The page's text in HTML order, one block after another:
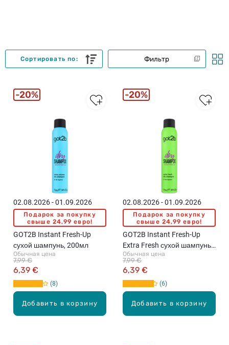
Фильтр
Сортировать по:
Добавить в корзину
02.08.2026 - 01.09.2026
Подарок за покупку
свыше 24,99 евро!
GOT2B Instant Fresh-Up
сухой шампунь, 200мл
Обычная цена
6,39 €
7,99 €
8
20%
Добавить в корзину
02.08.2026 - 01.09.2026
Подарок за покупку
свыше 24,99 евро!
GOT2B Instant Fresh-Up
Extra Fresh сухой шампунь,
200мл
Обычная цена
6,39 €
7,99 €
6
20%